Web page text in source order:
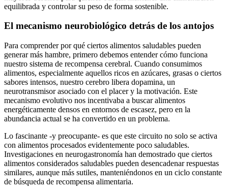
equilibrada y controlar su peso de forma sostenible.
El mecanismo neurobiológico detrás de los antojos
Para comprender por qué ciertos alimentos saludables pueden
generar más hambre, primero debemos entender cómo funciona
nuestro sistema de recompensa cerebral. Cuando consumimos
alimentos, especialmente aquellos ricos en azúcares, grasas o ciertos
sabores intensos, nuestro cerebro libera dopamina, un
neurotransmisor asociado con el placer y la motivación. Este
mecanismo evolutivo nos incentivaba a buscar alimentos
energéticamente densos en entornos de escasez, pero en la
abundancia actual se ha convertido en un problema.
Lo fascinante -y preocupante- es que este circuito no solo se activa
con alimentos procesados evidentemente poco saludables.
Investigaciones en neurogastronomía han demostrado que ciertos
alimentos considerados saludables pueden desencadenar respuestas
similares, aunque más sutiles, manteniéndonos en un ciclo constante
de búsqueda de recompensa alimentaria.